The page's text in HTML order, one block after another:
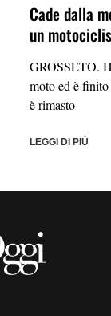
Cade dalla
un
GROSSETO.
moto ed è
è rimasto
LEGGI DI PIÙ